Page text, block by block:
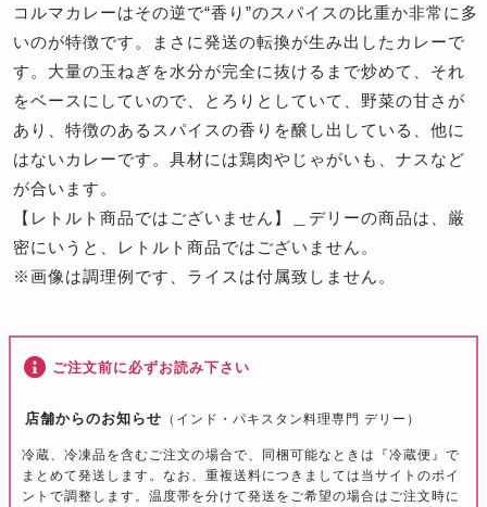
コルマカレーはその逆で“香り”のスパイスの比重か非常に多
いのが特徴です。まさに発送の転換が生み出したカレーで
す。大量の玉ねぎを水分が完全に抜けるまで炒めて、それ
をベースにしていので、とろりとしていて、野菜の甘さが
あり、特徴のあるスパイスの香りを醸し出している、他に
はないカレーです。具材には鶏肉やじゃがいも、ナスなど
が合います。
【レトルト商品ではございません】＿デリーの商品は、厳
密にいうと、レトルト商品ではございません。
※画像は調理例です、ライスは付属致しません。
ご注文前に必ずお読み下さい
店舗からのお知らせ （インド・パキスタン料理専門 デリー）
冷蔵、冷凍品を含むご注文の場合で、同梱可能なときは『冷蔵便』で
まとめて発送します。なお、重複送料につきましては当サイトのポイ
ントで調整します。温度帯を分けて発送をご希望の場合はご注文時に